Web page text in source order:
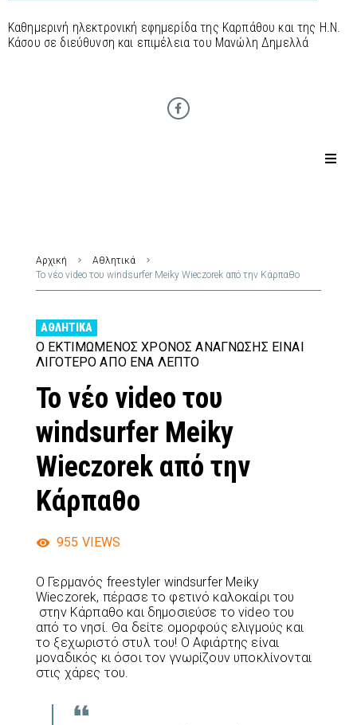
Καθημερινή ηλεκτρονική εφημερίδα της Καρπάθου και της Η.Ν.
Κάσου σε διεύθυνση και επιμέλεια του Μανώλη Δημελλά
Αρχική
Αθλητικά
Το νέο video του windsurfer Meiky Wieczorek από την Κάρπαθο
ΑΘΛΗΤΙΚΆ
Ο ΕΚΤΙΜΏΜΕΝΟΣ ΧΡΌΝΟΣ ΑΝΆΓΝΩΣΗΣ ΕΊΝΑΙ
ΛΙΓΌΤΕΡΟ ΑΠΌ ΈΝΑ ΛΕΠΤΌ
Το νέο video του
windsurfer Meiky
Wieczorek από την
Κάρπαθο
955 VIEWS
Ο Γερμανός freestyler windsurfer Meiky
Wieczorek, πέρασε το φετινό καλοκαίρι του
στην Κάρπαθο και δημoσιεύσε το video του
από το νησί. Θα δείτε ομορφούς ελιγμούς και
το ξεχωριστό στυλ του! Ο Αφιάρτης είναι
μοναδικός κι όσοι τον γνωρίζουν υποκλίνονται
στις χάρες του.